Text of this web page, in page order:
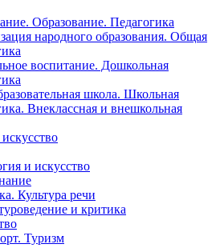
Образование. Педагогика
народного образования. Общая
воспитание. Дошкольная
школа. Школьная
Внеклассная и внешкольная
и искусство
Культура речи
и критика
Туризм